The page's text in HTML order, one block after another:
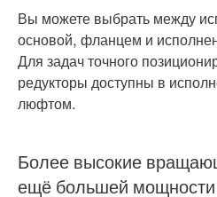
Вы можете выбрать между
основой, фланцем и
Для задач точного
редукторы доступны в
люфтом.
Более высокие
ещё большей мощности